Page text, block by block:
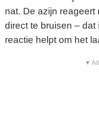
nat. De azijn
direct te bruisen – dat
reactie helpt om het
▼